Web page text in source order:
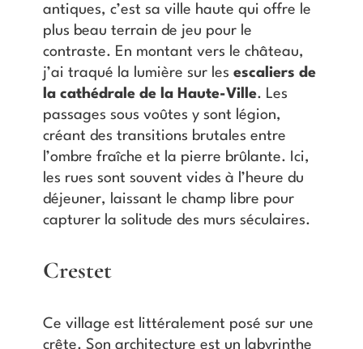
antiques, c’est sa ville haute qui offre le
plus beau terrain de jeu pour le
contraste. En montant vers le château,
j’ai traqué la lumière sur les escaliers de
la cathédrale de la Haute-Ville. Les
passages sous voûtes y sont légion,
créant des transitions brutales entre
l’ombre fraîche et la pierre brûlante. Ici,
les rues sont souvent vides à l’heure du
déjeuner, laissant le champ libre pour
capturer la solitude des murs séculaires.
Crestet
Ce village est littéralement posé sur une
crête. Son architecture est un labyrinthe